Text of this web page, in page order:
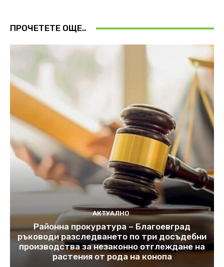
ПРОЧЕТЕТЕ ОЩЕ..
АКТУАЛНО
Районна прокуратура – Благоевград
ръководи разследването по три досъдебни
производства за незаконно отглеждане на
растения от рода на конопа